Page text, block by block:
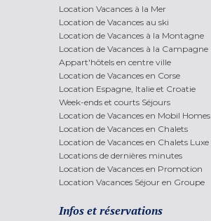
Location Vacances à la Mer
Location de Vacances au ski
Location de Vacances à la Montagne
Location de Vacances à la Campagne
Appart'hôtels en centre ville
Location de Vacances en Corse
Location Espagne, Italie et Croatie
Week-ends et courts Séjours
Location de Vacances en Mobil Homes
Location de Vacances en Chalets
Location de Vacances en Chalets Luxe
Locations de dernières minutes
Location de Vacances en Promotion
Location Vacances Séjour en Groupe
Infos et réservations